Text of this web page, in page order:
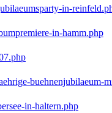
in-
in-hamm.php
buehnenjubilaeum-
in-haltern.php